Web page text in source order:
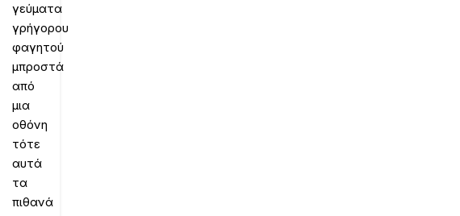
γεύματα
γρήγορου
φαγητού
μπροστά
από
μια
οθόνη
τότε
αυτά
τα
πιθανά